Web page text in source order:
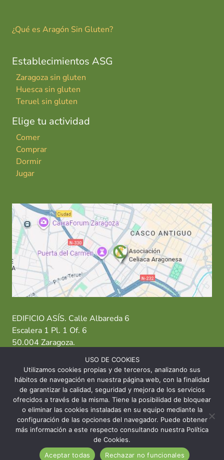
¿Qué es Aragón Sin Gluten?
Establecimientos ASG
Zaragoza sin gluten
Huesca sin gluten
Teruel sin gluten
Elige tu actividad
Comer
Comprar
Dormir
Jugar
EDIFICIO ASÍS. Calle Albareda 6
Escalera 1 Pl. 1 Of. 6
50.004 Zaragoza.
T: 976 484 949 M: 635 638 563
Sede Zaragoza·Sede Huesca· Sede Teruel
© 2026 Asociación Celíaca Aragonesa
USO DE COOKIES
Utilizamos cookies propias y de terceros, analizando sus
hábitos de navegación en nuestra página web, con la finalidad
de garantizar la calidad, seguridad y mejora de los servicios
ofrecidos a través de la misma. Tiene la posibilidad de bloquear
o eliminar las cookies instaladas en su equipo mediante la
configuración de las opciones del navegador. Puede obtener
más información a este respecto consultando nuestra Política
de Cookies.
Aceptar todas
Rechazar no funcionales